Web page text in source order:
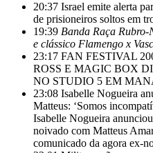
20:37 Israel emite alerta
de prisioneiros soltos em
19:39 Banda Raça
e clássico Flamengo x
23:17 FAN FESTIVAL
ROSS E MAGIC BOX
NO STUDIO 5 EM
23:08 Isabelle Nogueira
Matteus: ‘Somos
Isabelle Nogueira
noivado com Matteus
comunicado da agora ex-